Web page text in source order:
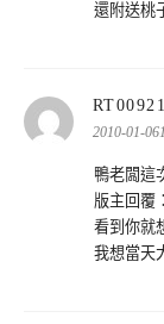
還附送桃
2010-01-
鴨老闆這
版主回覆
看到你就
我想當天